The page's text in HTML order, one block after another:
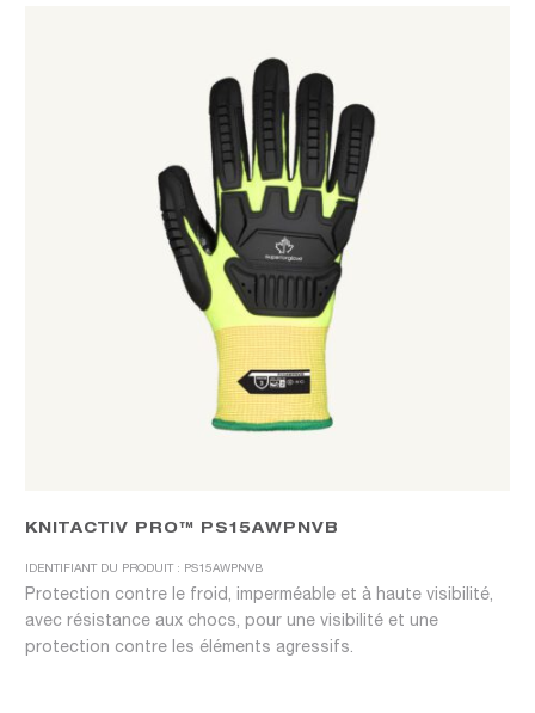
KNITACTIV PRO™ PS15AWPNVB
IDENTIFIANT DU PRODUIT : PS15AWPNVB
Protection contre le froid, imperméable et à haute visibilité,
avec résistance aux chocs, pour une visibilité et une
protection contre les éléments agressifs.